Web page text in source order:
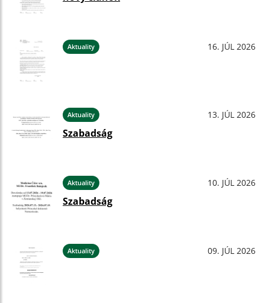
Aktuality 16. JÚL 2026
Aktuality 13. JÚL 2026
Szabadság
Aktuality 10. JÚL 2026
Szabadság
Aktuality 09. JÚL 2026